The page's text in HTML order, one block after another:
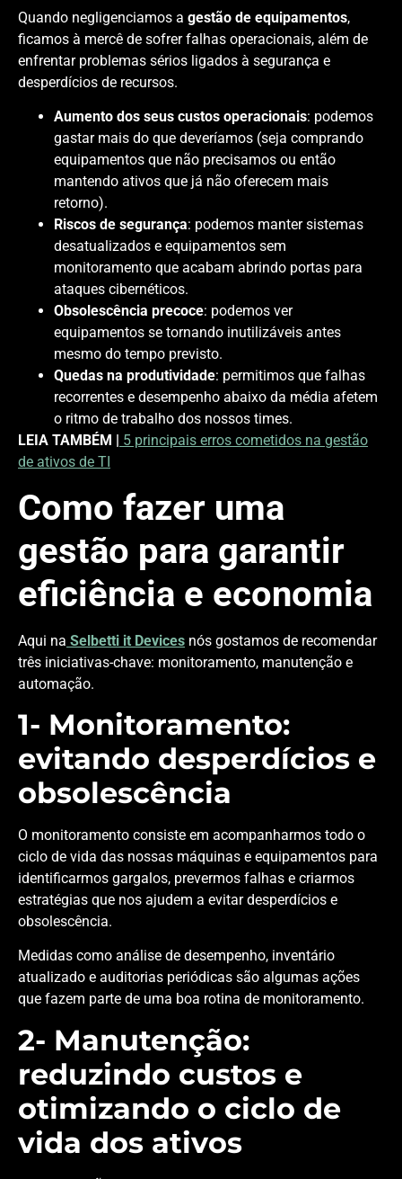
Quando negligenciamos a gestão de equipamentos,
ficamos à mercê de sofrer falhas operacionais, além de
enfrentar problemas sérios ligados à segurança e
desperdícios de recursos.
Aumento dos seus custos operacionais: podemos
gastar mais do que deveríamos (seja comprando
equipamentos que não precisamos ou então
mantendo ativos que já não oferecem mais
retorno).
Riscos de segurança: podemos manter sistemas
desatualizados e equipamentos sem
monitoramento que acabam abrindo portas para
ataques cibernéticos.
Obsolescência precoce: podemos ver
equipamentos se tornando inutilizáveis antes
mesmo do tempo previsto.
Quedas na produtividade: permitimos que falhas
recorrentes e desempenho abaixo da média afetem
o ritmo de trabalho dos nossos times.
LEIA TAMBÉM |
5 principais erros cometidos na gestão
de ativos de TI
Como fazer uma
gestão para garantir
eficiência e economia
Aqui na Selbetti it Devices nós gostamos de recomendar
três iniciativas-chave: monitoramento, manutenção e
automação.
1- Monitoramento:
evitando desperdícios e
obsolescência
O monitoramento consiste em acompanharmos todo o
ciclo de vida das nossas máquinas e equipamentos para
identificarmos gargalos, prevermos falhas e criarmos
estratégias que nos ajudem a evitar desperdícios e
obsolescência.
Medidas como análise de desempenho, inventário
atualizado e auditorias periódicas são algumas ações
que fazem parte de uma boa rotina de monitoramento.
2- Manutenção:
reduzindo custos e
otimizando o ciclo de
vida dos ativos